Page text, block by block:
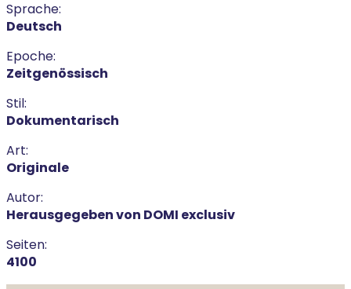
Sprache:
Deutsch
Epoche:
Zeitgenössisch
Stil:
Dokumentarisch
Art:
Originale
Autor:
Herausgegeben von DOMI exclusiv
Seiten:
4100